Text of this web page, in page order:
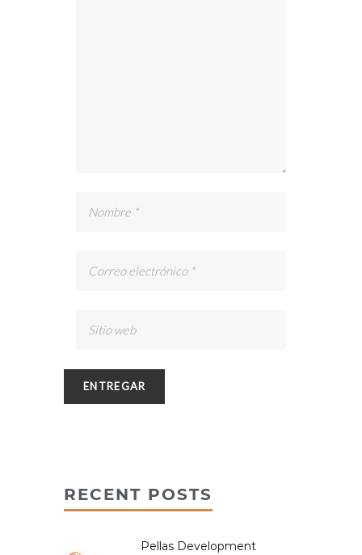
RECENT POSTS
Pellas Development